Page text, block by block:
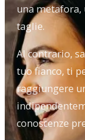
una
taglie.
Al contrario,
tuo fianco, ti
raggiungere
conoscenze